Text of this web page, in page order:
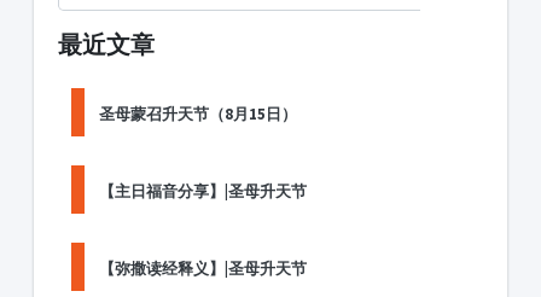
最近文章
圣母蒙召升天节（8月15日）
【主日福音分享】|圣母升天节
【弥撒读经释义】|圣母升天节